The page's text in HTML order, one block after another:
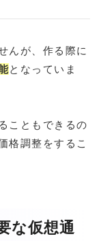
んが、作る際に
となっていま
こともできるの
格調整をするこ
な仮想通